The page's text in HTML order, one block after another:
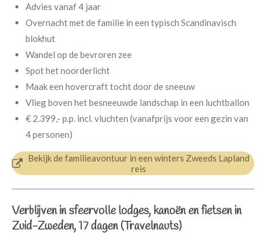
Advies vanaf 4 jaar
Overnacht met de familie in een typisch Scandinavisch
blokhut
Wandel op de bevroren zee
Spot het noorderlicht
Maak een hovercraft tocht door de sneeuw
Vlieg boven het besneeuwde landschap in een luchtballon
€ 2.399,- p.p.incl. vluchten (vanafprijs voor een gezin van
4 personen)
Bekijk de familieavontuur in een winters Zweeds Lapland
reis
Verblijven in sfeervolle lodges, kanoën en fietsen in
Zuid-Zweden, 17 dagen (Travelnauts)